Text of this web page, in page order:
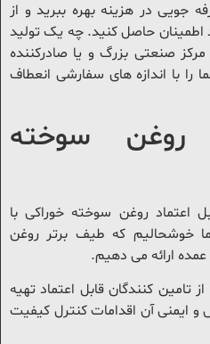
در هزینه بهره ببرید و از
حاصل کنید. چه یک تولید
صنعتی بزرگ و یا صادرکننده
با اندازه های سفارشی انعطاف
سوخته
روغن سوخته خوراکی با
که طیف برتر روغن
ارائه می دهیم.
کنندگان قابل اعتماد تهیه
آن اقدامات کنترل کیفیت